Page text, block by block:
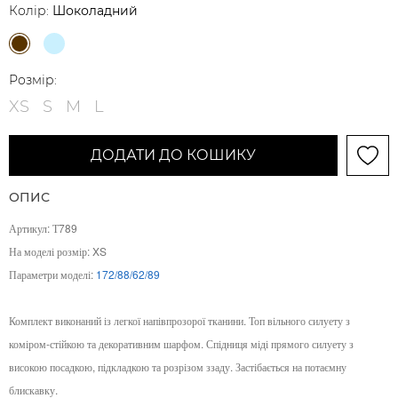
Колір: Шоколадний
Розмір:
XS S M L
ДОДАТИ ДО КОШИКУ
ОПИС
Артикул: Т789
На моделі розмір: XS
Параметри моделі: 172/88/62/89
Комплект виконаний із легкої напівпрозорої тканини. Топ вільного силуету з
коміром-стійкою та декоративним шарфом. Спідниця міді прямого силуету з
високою посадкою, підкладкою та розрізом ззаду. Застібається на потаємну
блискавку.